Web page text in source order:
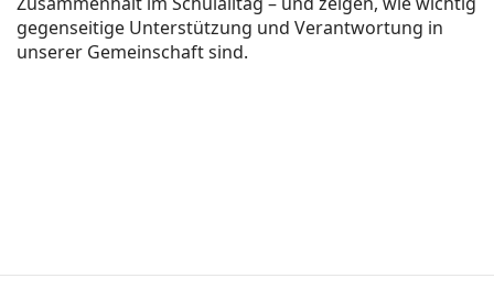
gegenseitige Unterstützung und Verantwortung in
unserer Gemeinschaft sind.